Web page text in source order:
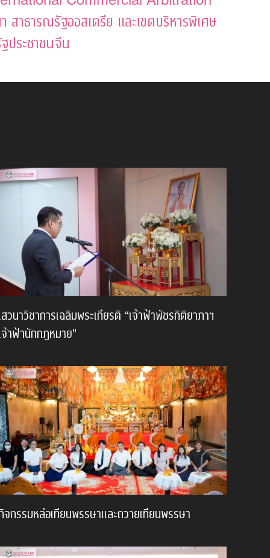
าธารณรัฐออสเตรีย และเขตบริหารพิเศษ
ประชาชนจีน
สวนาวิชาการเฉลิมพระเกียรติ “เจ้าฟ้าพัชรกิติยาภาฯ
จ้าฟ้านักกฎหมาย”
จกรรมหล่อเทียนพรรษาและถวายเทียนพรรษา